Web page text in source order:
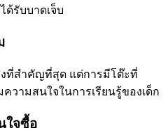
ด้รับบาดเจ็บ
ที่สำคัญที่สุด แต่การมีโต๊ะที่
วามสนใจในการเรียนรู้ของเด็ก
ใจซื้อ